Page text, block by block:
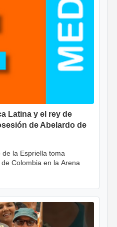
Latina y el rey de
de Abelardo de
la Espriella toma
Colombia en la Arena